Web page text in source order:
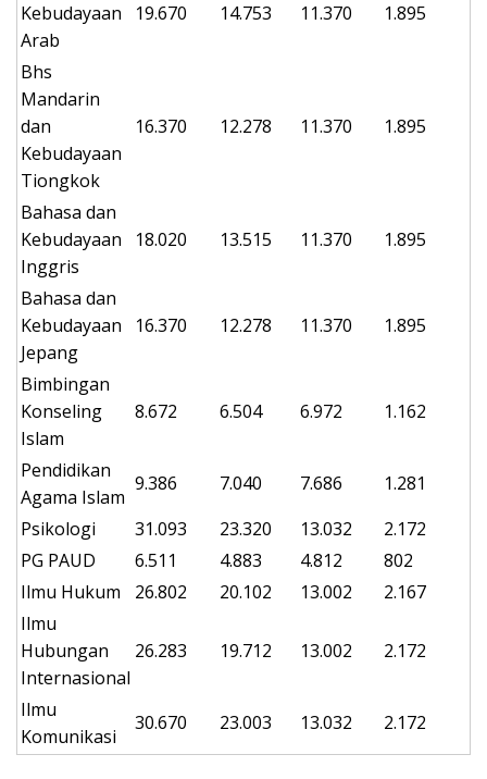
Kebudayaan
Arab
19.670 14.753 11.370 1.895
Bhs
Mandarin
dan
Kebudayaan
Tiongkok
16.370 12.278 11.370 1.895
Bahasa dan
Kebudayaan
Inggris
18.020 13.515 11.370 1.895
Bahasa dan
Kebudayaan
Jepang
16.370 12.278 11.370 1.895
Bimbingan
Konseling
Islam
8.672 6.504 6.972 1.162
Pendidikan
Agama Islam
9.386 7.040 7.686
1.281
Psikologi
31.093 23.320 13.032
2.172
PG PAUD
6.511 4.883 4.812
802
Ilmu Hukum
26.802 20.102 13.002
2.167
Ilmu
Hubungan
Internasional
26.283 19.712 13.002 2.172
Ilmu
Komunikasi
30.670 23.003 13.032 2.172